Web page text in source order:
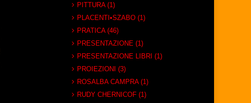
PITTURA (1)
PLACENTI•SZABO (1)
PRATICA (46)
PRESENTAZIONE (1)
PRESENTAZIONE LIBRI (1)
PROIEZIONI (3)
ROSALBA CAMPRA (1)
RUDY CHERNICOF (1)